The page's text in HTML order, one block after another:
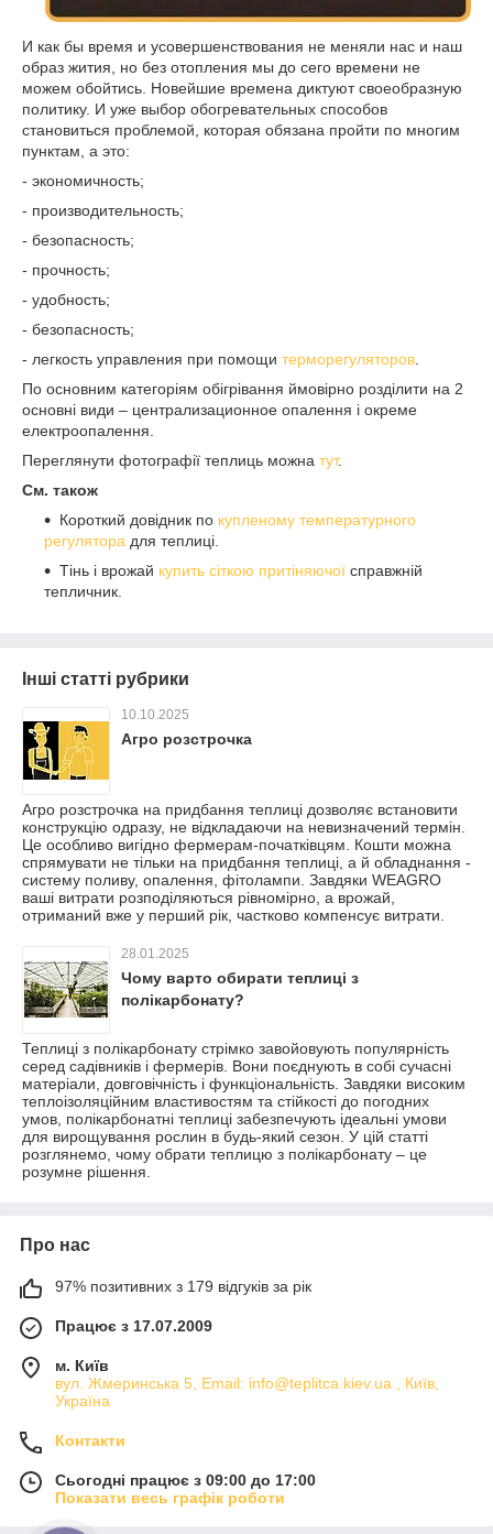
И как бы время и усовершенствования не меняли нас и наш
образ жития, но без отопления мы до сего времени не
можем обойтись. Новейшие времена диктуют своеобразную
политику. И уже выбор обогревательных способов
становиться проблемой, которая обязана пройти по многим
пунктам, а это:
- экономичность;
- производительность;
- безопасность;
- прочность;
- удобность;
- безопасность;
- легкость управления при помощи терморегуляторов
По основним категоріям обігрівання ймовірно розділити на 2
основні види – централизационное опалення і окреме
електроопалення.
Переглянути фотографії теплиць можна тут.
См. також
Короткий довідник по купленому температурного
регулятора для теплиці.
Тінь і врожай купить сіткою притіняючої справжній
тепличник.
Інші статті рубрики
10.10.2025
Агро розстрочка
Агро розстрочка на придбання теплиці дозволяє встановити
конструкцію одразу, не відкладаючи на невизначений термін.
Це особливо вигідно фермерам-початківцям. Кошти можна
спрямувати не тільки на придбання теплиці, а й обладнання -
систему поливу, опалення, фітолампи. Завдяки WEAGRO
ваші витрати розподіляються рівномірно, а врожай,
отриманий вже у перший рік, частково компенсує витрати.
28.01.2025
Чому варто обирати теплиці з
полікарбонату?
Теплиці з полікарбонату стрімко завойовують популярність
серед садівників і фермерів. Вони поєднують в собі сучасні
матеріали, довговічність і функціональність. Завдяки високим
теплоізоляційним властивостям та стійкості до погодних
умов, полікарбонатні теплиці забезпечують ідеальні умови
для вирощування рослин в будь-який сезон. У цій статті
розглянемо, чому обрати теплицю з полікарбонату – це
розумне рішення.
Про нас
97% позитивних з 179 відгуків за рік
Працює з 17.07.2009
м. Київ
вул. Жмеринська 5, Email: info@teplitca.kiev.ua , Київ,
Україна
Контакти
Сьогодні працює з 09:00 до 17:00
Показати весь графік роботи